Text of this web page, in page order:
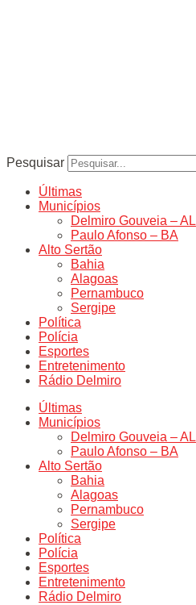
Pesquisar
Últimas
Municípios
Delmiro Gouveia – AL
Paulo Afonso – BA
Alto Sertão
Bahia
Alagoas
Pernambuco
Sergipe
Política
Polícia
Esportes
Entretenimento
Rádio Delmiro
Últimas
Municípios
Delmiro Gouveia – AL
Paulo Afonso – BA
Alto Sertão
Bahia
Alagoas
Pernambuco
Sergipe
Política
Polícia
Esportes
Entretenimento
Rádio Delmiro